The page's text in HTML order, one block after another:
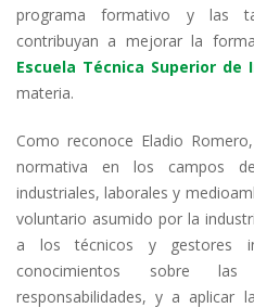
programa formativo y las
contribuyan a mejorar la
Escuela Técnica Superior de
materia.
Como reconoce Eladio
normativa en los campos
industriales, laborales y
voluntario asumido por la
a los técnicos y gestores
conocimientos sobre
responsabilidades, y a aplicar